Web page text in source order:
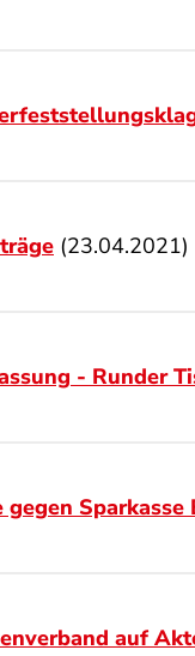
(23.04.2021)
- Runder
Sparkasse
auf